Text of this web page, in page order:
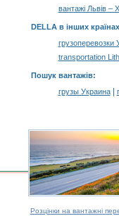
вантажі Львів –
DELLA в інших країнах
грузоперевозки
transportation
Пошук вантажів:
грузы Украина|
Розцінки на вантажні